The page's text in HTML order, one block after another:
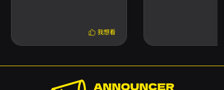
能無法於超商購票或會有數量限制，請依票務頁
面與分銷點公告為準。 若有其他票務或活動相關
我想看